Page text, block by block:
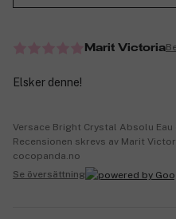
Marit Victoria
Elsker denne!
Versace Bright Crystal Absolu Eau
Recensionen skrevs av Marit
cocopanda.no
Se översättning